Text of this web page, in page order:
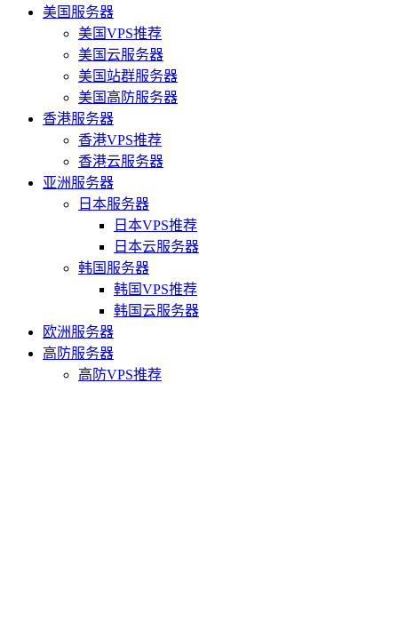
美国服务器
美国VPS推荐
美国云服务器
美国站群服务器
美国高防服务器
香港服务器
香港VPS推荐
香港云服务器
亚洲服务器
日本服务器
日本VPS推荐
日本云服务器
韩国服务器
韩国VPS推荐
韩国云服务器
欧洲服务器
高防服务器
高防VPS推荐